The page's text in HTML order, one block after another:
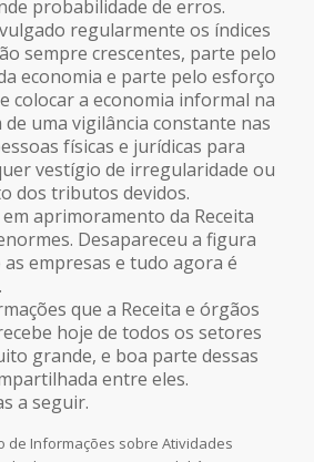
probabilidade de erros.
regularmente os índices
sempre crescentes, parte pelo
economia e parte pelo esforço
colocar a economia informal na
uma vigilância constante nas
físicas e jurídicas para
vestígio de irregularidade ou
dos tributos devidos.
aprimoramento da Receita
Desapareceu a figura
empresas e tudo agora é
que a Receita e órgãos
hoje de todos os setores
grande, e boa parte dessas
entre eles.
a seguir.
de Informações sobre Atividades